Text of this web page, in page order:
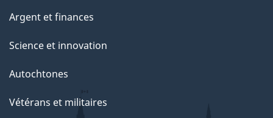
Argent et finances
Science et innovation
Autochtones
Vétérans et militaires